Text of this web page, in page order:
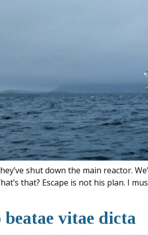
shut down the main reactor.
that? Escape is not his plan. I
vitae dicta